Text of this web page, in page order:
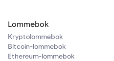
Lommebok
Kryptolommebok
Bitcoin-lommebok
Ethereum-lommebok